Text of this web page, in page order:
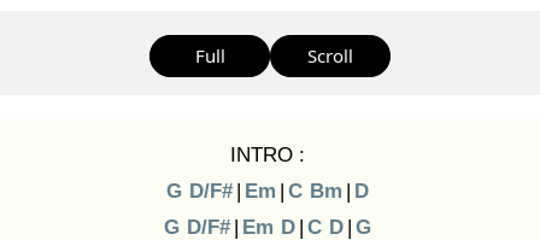
Full Scroll
INTRO :
G D/F# | Em | C Bm | D
G D/F# | Em D | C D | G